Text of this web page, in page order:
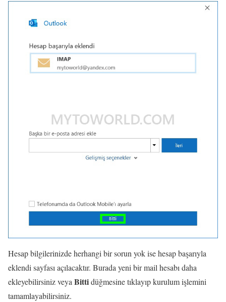
Hesap bilgilerinizde herhangi bir sorun yok ise hesap başarıyla
eklendi sayfası açılacaktır. Burada yeni bir mail hesabı daha
ekleyebilirsiniz veya Bittidüğmesine tıklayıp kurulum işlemini
tamamlayabilirsiniz.